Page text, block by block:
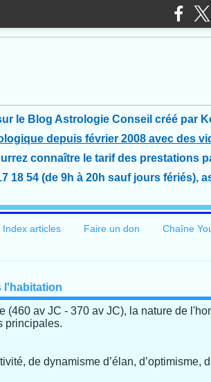
le Blog Astrologie Conseil créé par
depuis février 2008 avec des
connaître le tarif des prestations
18 54 (de 9h à 20h sauf jours fériés),
Index articles Faire un don Chaîne
l'habitation
(460 av JC - 370 av JC), la nature de
principales.
de dynamisme d’élan, d’optimisme,